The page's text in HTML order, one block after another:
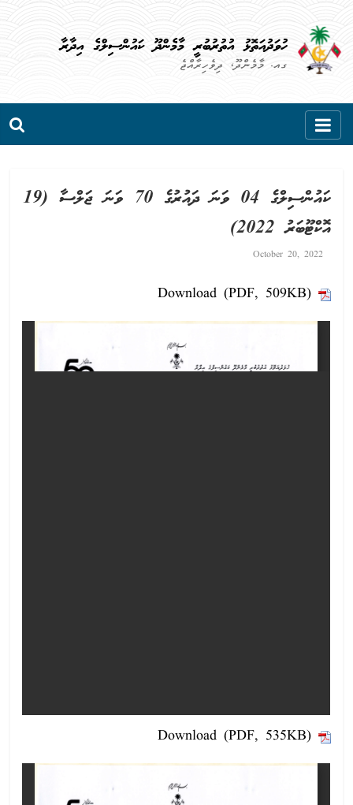
Skip
ހުވަދުއަތޮޅު އުތުރުބުރީ މާމެންދޫ ކައުންސިލްގެ އިދާރާ
ގއ. މާމެންދޫ، ދިވެހިރާއްޖެ
ކައުންސިލްގެ 04 ވަނަ ދައުރުގެ 70 ވަނަ ޖަލްސާ (19
އޮކްޓޫބަރު 2022)
October 20, 2022
Download (PDF, 509KB)
Download (PDF, 535KB)